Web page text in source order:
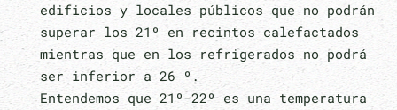
edificios y locales públicos que no podrán
superar los 21º en recintos calefactados
mientras que en los refrigerados no podrá
ser inferior a 26 º.
Entendemos que 21º-22º es una temperatura